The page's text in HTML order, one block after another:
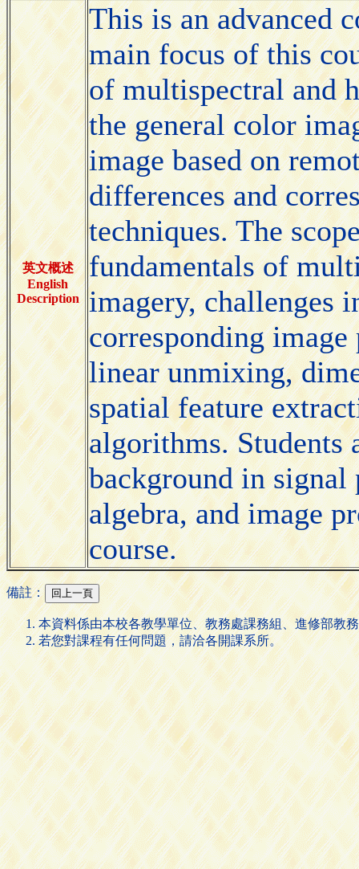
英文概述
English
Description
This is an advanced
main focus of this
of multispectral and
the general color
image based on
differences and
techniques. The
fundamentals of
imagery, challenges
corresponding image
linear unmixing,
spatial feature
algorithms. Students
background in
algebra, and image
course.
備註：
本資料係由本校各教學單位、教務處課務組、進修部教
若您對課程有任何問題，請洽各開課系所。